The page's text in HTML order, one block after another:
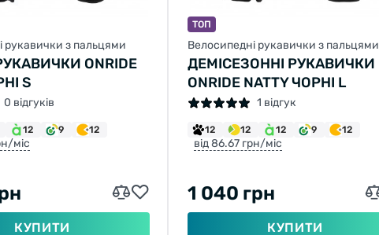
рукавички з пальцями
ONRIDE
S
0 відгуків
12 9 12
міс
КУПИТИ
ТОП
Велосипедні рукавички з пальцями
ДЕМІСЕЗОННІ РУКАВИЧКИ
ONRIDE NATTY ЧОРНІ L
1 відгук
12 12 12 9 12
від 86.67 грн/міс
1 040 грн
КУПИТИ